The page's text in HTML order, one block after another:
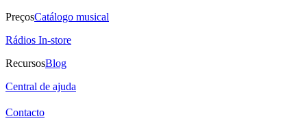
PreçosCatálogo musical
Rádios In-store
RecursosBlog
Central de ajuda
Contacto